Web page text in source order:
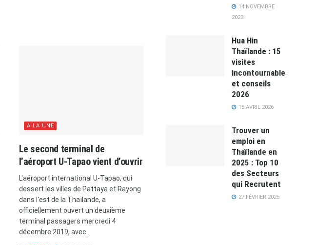
A LA UNE
Le second terminal de
l’aéroport U-Tapao vient d’ouvrir
L'aéroport international U-Tapao, qui
dessert les villes de Pattaya et Rayong
dans l'est de la Thaïlande, a
officiellement ouvert un deuxième
terminal passagers mercredi 4
décembre 2019, avec...
14 NOVEMBRE
2023
Hua Hin
Thaïlande : 15
visites
incontournables
et conseils
2026
15 AVRIL 2026
Trouver un
emploi en
Thaïlande en
2025 : Top 10
des Secteurs
qui Recrutent
27 FÉVRIER 2025